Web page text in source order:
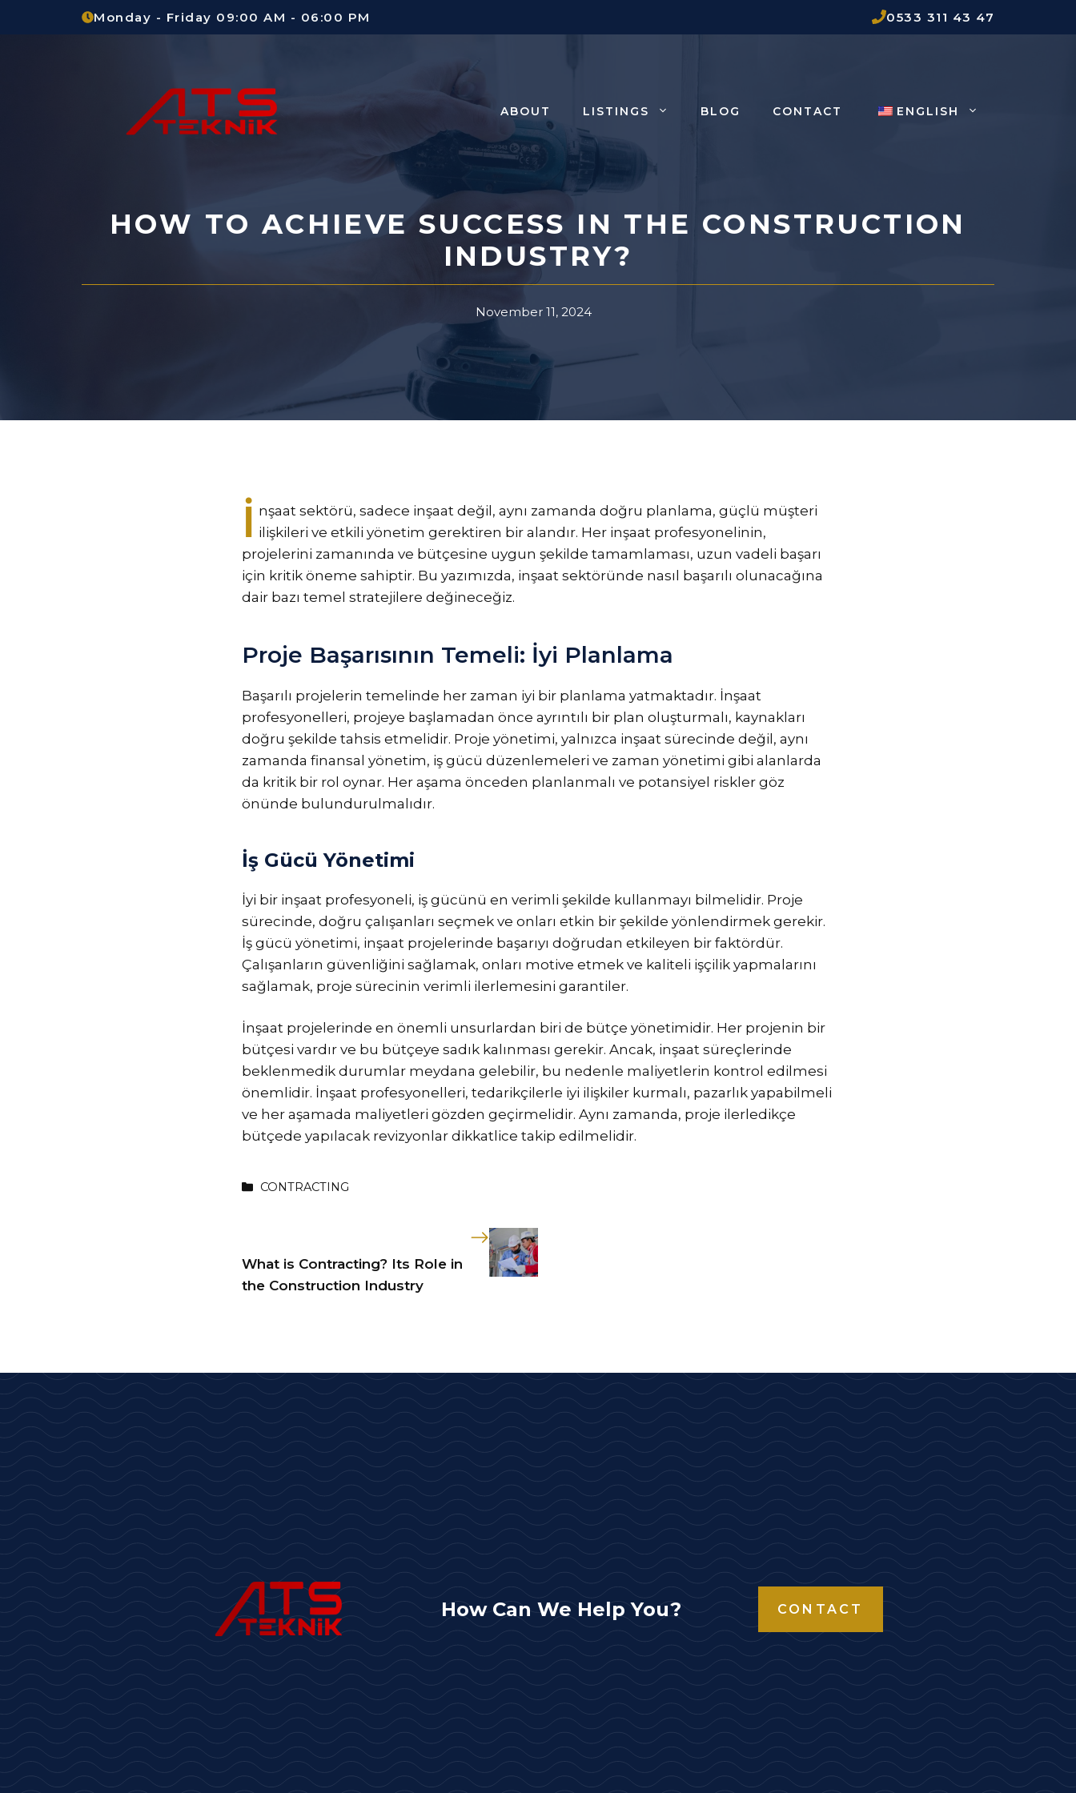
Monday - Friday 09:00 AM - 06:00 PM 0533 311 43 47
ABOUT LISTINGS BLOG CONTACT ENGLISH
HOW TO ACHIEVE SUCCESS IN THE CONSTRUCTION
INDUSTRY?
November 11, 2024
İ nşaat sektörü, sadece inşaat değil, aynı zamanda doğru planlama, güçlü müşteri
ilişkileri ve etkili yönetim gerektiren bir alandır. Her inşaat profesyonelinin,
projelerini zamanında ve bütçesine uygun şekilde tamamlaması, uzun vadeli başarı
için kritik öneme sahiptir. Bu yazımızda, inşaat sektöründe nasıl başarılı olunacağına
dair bazı temel stratejilere değineceğiz.
Proje Başarısının Temeli: İyi Planlama
Başarılı projelerin temelinde her zaman iyi bir planlama yatmaktadır. İnşaat
profesyonelleri, projeye başlamadan önce ayrıntılı bir plan oluşturmalı, kaynakları
doğru şekilde tahsis etmelidir. Proje yönetimi, yalnızca inşaat sürecinde değil, aynı
zamanda finansal yönetim, iş gücü düzenlemeleri ve zaman yönetimi gibi alanlarda
da kritik bir rol oynar. Her aşama önceden planlanmalı ve potansiyel riskler göz
önünde bulundurulmalıdır.
İş Gücü Yönetimi
İyi bir inşaat profesyoneli, iş gücünü en verimli şekilde kullanmayı bilmelidir. Proje
sürecinde, doğru çalışanları seçmek ve onları etkin bir şekilde yönlendirmek gerekir.
İş gücü yönetimi, inşaat projelerinde başarıyı doğrudan etkileyen bir faktördür.
Çalışanların güvenliğini sağlamak, onları motive etmek ve kaliteli işçilik yapmalarını
sağlamak, proje sürecinin verimli ilerlemesini garantiler.
İnşaat projelerinde en önemli unsurlardan biri de bütçe yönetimidir. Her projenin bir
bütçesi vardır ve bu bütçeye sadık kalınması gerekir. Ancak, inşaat süreçlerinde
beklenmedik durumlar meydana gelebilir, bu nedenle maliyetlerin kontrol edilmesi
önemlidir. İnşaat profesyonelleri, tedarikçilerle iyi ilişkiler kurmalı, pazarlık yapabilmeli
ve her aşamada maliyetleri gözden geçirmelidir. Aynı zamanda, proje ilerledikçe
bütçede yapılacak revizyonlar dikkatlice takip edilmelidir.
CONTRACTING
What is Contracting? Its Role in
the Construction Industry
How Can We Help You? CONTACT